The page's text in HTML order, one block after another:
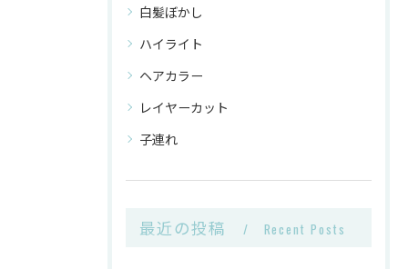
白髪ぼかし
ハイライト
ヘアカラー
レイヤーカット
子連れ
最近の投稿 Recent Posts